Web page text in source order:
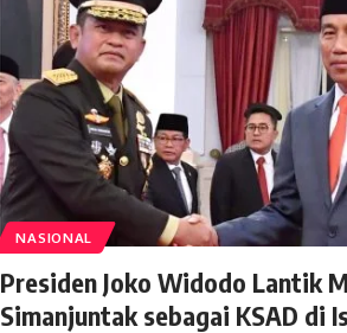
NASIONAL
Presiden Joko Widodo Lantik
Simanjuntak sebagai KSAD di